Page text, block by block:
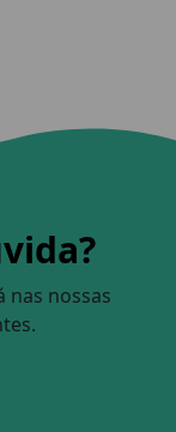
nas nossas